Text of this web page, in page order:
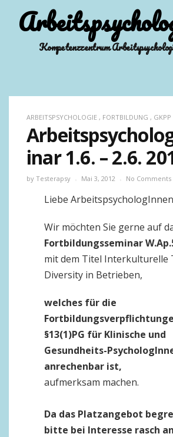
Kompetenzzentrum
ARBEITSPSYCHOLOGIE , FORTBILDUNG , GKPP
inar 1.6. – 2.6.
by Testerapsy Mai 3, 2012 No Comments
Liebe
Wir möchten Sie gerne auf
Fortbildungsseminar
mit dem Titel Interkulturelle
Diversity in Betrieben,
welches für die
§13(1)PG für Klinische und
Gesundheits-
anrechenbar ist,
aufmerksam machen.
Da das Platzangebot
bitte bei Interesse rasch